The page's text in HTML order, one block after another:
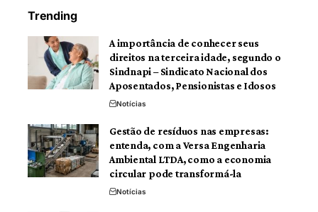
Trending
A importância de conhecer seus
direitos na terceira idade, segundo o
Sindnapi – Sindicato Nacional dos
Aposentados, Pensionistas e Idosos
Notícias
Gestão de resíduos nas empresas:
entenda, com a Versa Engenharia
Ambiental LTDA, como a economia
circular pode transformá-la
Notícias